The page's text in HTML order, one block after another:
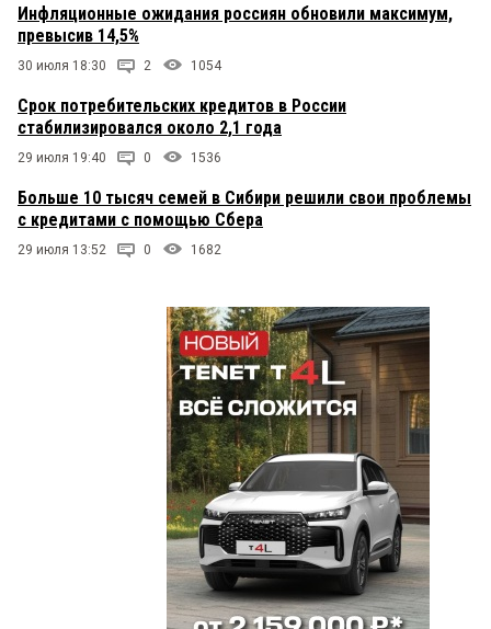
Инфляционные ожидания россиян обновили максимум,
превысив 14,5%
30 июля 18:30 2 1054
Срок потребительских кредитов в России
стабилизировался около 2,1 года
29 июля 19:40 0 1536
Больше 10 тысяч семей в Сибири решили свои проблемы
с кредитами с помощью Сбера
29 июля 13:52 0 1682